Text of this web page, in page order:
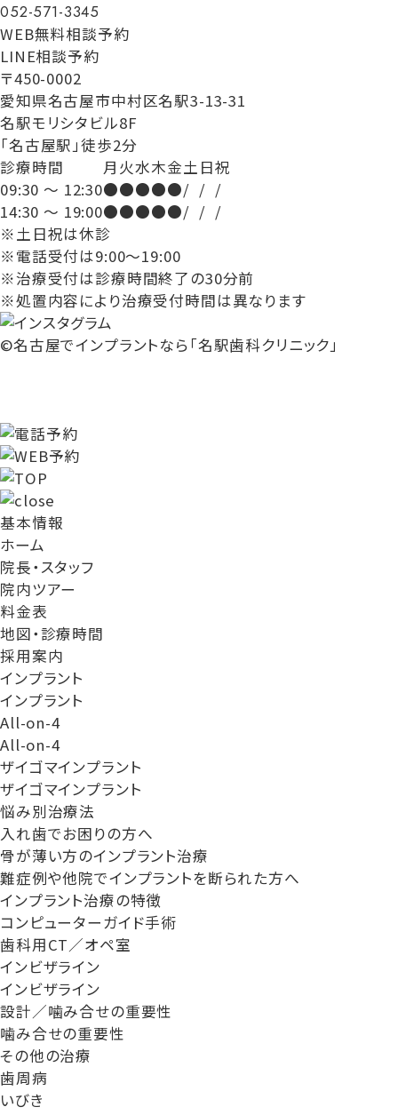
052-571-3345
WEB無料相談予約
LINE相談予約
〒450-0002
愛知県名古屋市中村区名駅3-13-31
名駅モリシタビル8F
「名古屋駅」徒歩2分
診療時間
月 火水木金土 日祝
09:30 ～ 12:30●●●●●/ / /
14:30 ～ 19:00●●●●●/ / /
※土日祝は休診
※電話受付は9:00～19:00
※治療受付は診療時間終了の30分前
※処置内容により治療受付時間は異なります
©名古屋でインプラントなら「名駅歯科クリニック」
基本情報
ホーム
院長・スタッフ
院内ツアー
料金表
地図・診療時間
採用案内
インプラント
インプラント
All-on-4
All-on-4
ザイゴマインプラント
ザイゴマインプラント
悩み別治療法
入れ歯でお困りの方へ
骨が薄い方のインプラント治療
難症例や他院でインプラントを断られた方へ
インプラント治療の特徴
コンピューターガイド手術
歯科用CT／オペ室
インビザライン
インビザライン
設計／噛み合せの重要性
噛み合せの重要性
その他の治療
歯周病
いびき